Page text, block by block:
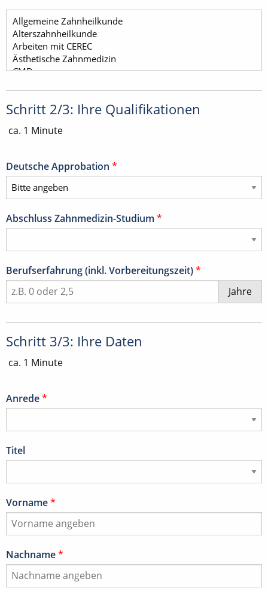
Schritt 2/3: Ihre Qualifikationen
ca. 1 Minute
Deutsche Approbation *
Abschluss Zahnmedizin-Studium *
Berufserfahrung (inkl. Vorbereitungszeit)*
Jahre
Schritt 3/3: Ihre Daten
ca. 1 Minute
Anrede*
Titel
Vorname*
Nachname*